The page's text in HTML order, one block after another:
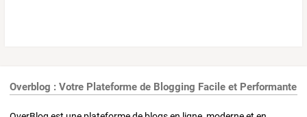
Overblog : Votre Plateforme de Blogging Facile et Performante